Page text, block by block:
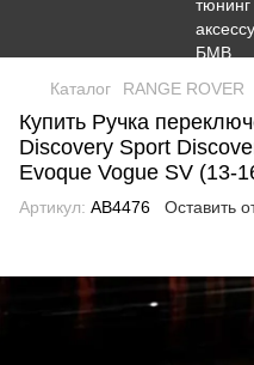
Каталог RANGE ROVER
Купить Ручка
Discovery Sport
Evoque Vogue SV (13-
Артикул: AB4476 Оставить